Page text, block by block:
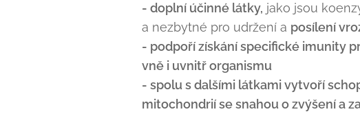
- doplní účinné látky, jako jsou
a nezbytné pro udržení a posílení
- podpoří získání specifické imunity
vně i uvnitř organismu
- spolu s dalšími látkami vytvoří
mitochondrií se snahou o zvýšení a